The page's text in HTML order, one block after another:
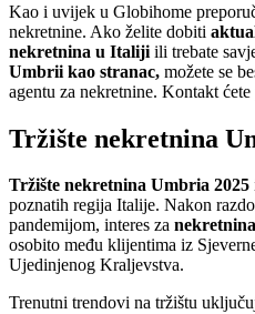
Kao i uvijek u Globihome
nekretnine. Ako želite dobiti
nekretnina u Italiji ili trebate
Umbrii kao stranac, možete se
agentu za nekretnine. Kontakt
Tržište nekretnina
Tržište nekretnina Umbria 2025
poznatih regija Italije. Nakon
pandemijom, interes za
osobito među klijentima iz
Ujedinjenog Kraljevstva.
Trenutni trendovi na tržištu